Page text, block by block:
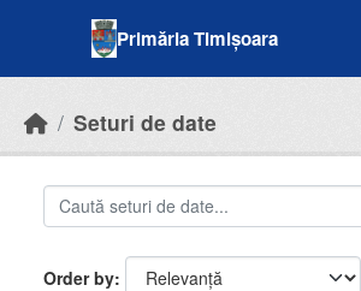
Primăria Timișoara
Seturi de date
Order by